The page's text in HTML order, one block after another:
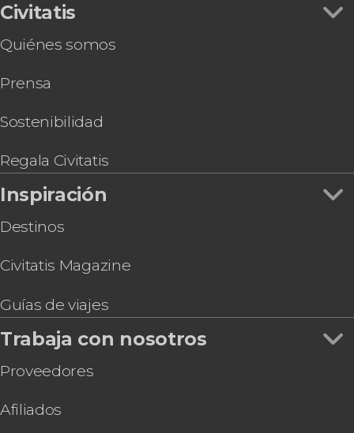
Civitatis
Quiénes somos
Prensa
Sostenibilidad
Regala Civitatis
Inspiración
Destinos
Civitatis Magazine
Guías de viajes
Trabaja con nosotros
Proveedores
Afiliados